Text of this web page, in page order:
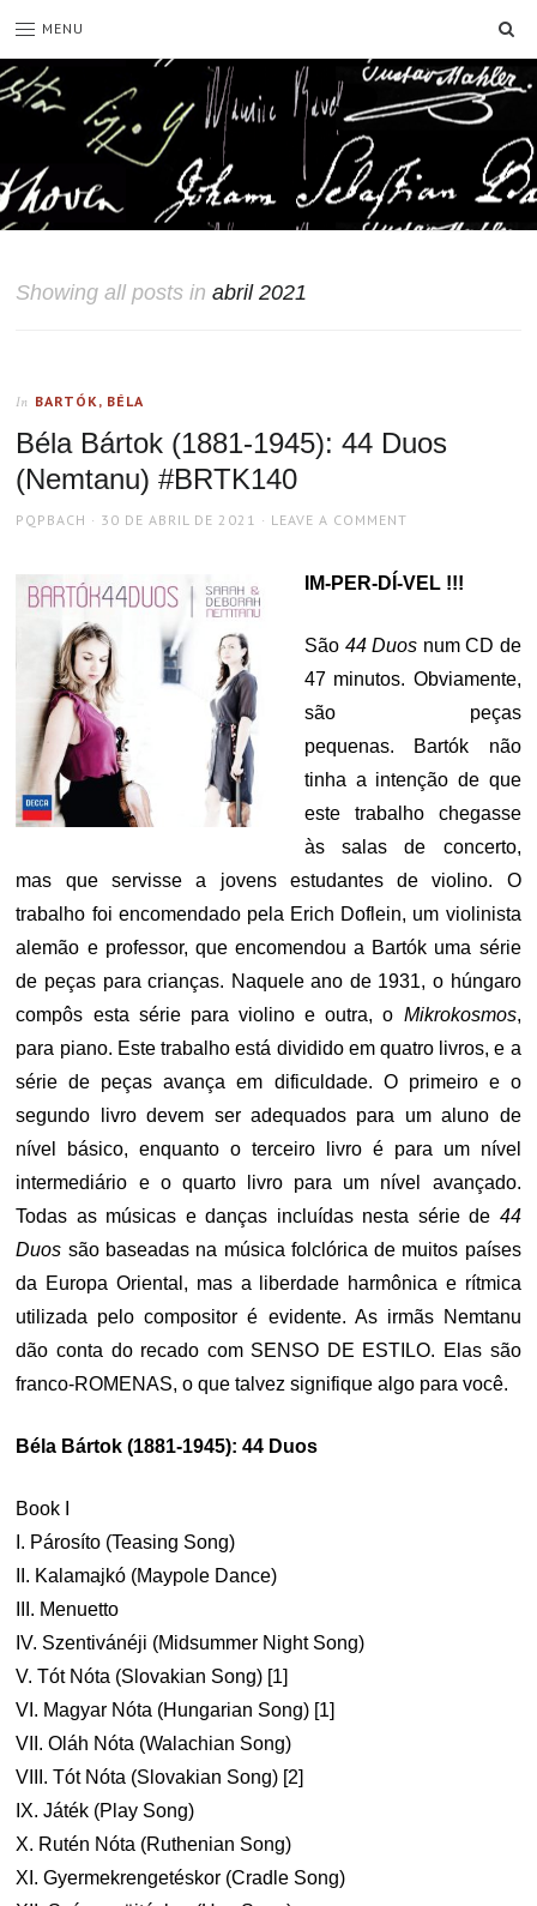
MENU
Showing all posts inabril 2021
In BARTÓK, BÉLA
Béla Bártok (1881-1945): 44 Duos
(Nemtanu) #BRTK140
AUTHOR
PQPBACH
POSTED
30 DE ABRIL DE 2021 LEAVE A COMMENT
IM-PER-DÍ-VEL !!!
São 44 Duos num CD de
47 minutos. Obviamente,
são peças
pequenas.
Bartók não
tinha a intenção de que
este trabalho chegasse
às salas de concerto,
mas que servisse a jovens estudantes de violino. O
trabalho foi encomendado pela Erich Doflein, um violinista
alemão e professor, que encomendou a Bartók uma série
de peças para crianças. Naquele ano de 1931, o húngaro
compôs esta série para violino e outra, o Mikrokosmos,
para piano. Este trabalho está dividido em quatro livros, e a
série de peças avança em dificuldade. O primeiro e o
segundo livro devem ser adequados para um aluno de
nível básico, enquanto o terceiro livro é para um nível
intermediário e o quarto livro para um nível avançado.
Todas as músicas e danças incluídas nesta série de 44
Duos são baseadas na música folclórica de muitos países
da Europa Oriental, mas a liberdade harmônica e rítmica
utilizada pelo compositor é evidente. As irmãs Nemtanu
dão conta do recado com SENSO DE ESTILO. Elas são
franco-ROMENAS, o que talvez signifique algo para você.
Béla Bártok (1881-1945): 44 Duos
Book I
I. Párosíto (Teasing Song)
II. Kalamajkó (Maypole Dance)
III. Menuetto
IV. Szentivánéji (Midsummer Night Song)
V. Tót Nóta (Slovakian Song) [1]
VI. Magyar Nóta (Hungarian Song) [1]
VII. Oláh Nóta (Walachian Song)
VIII. Tót Nóta (Slovakian Song) [2]
IX. Játék (Play Song)
X. Rutén Nóta (Ruthenian Song)
XI. Gyermekrengetéskor (Cradle Song)